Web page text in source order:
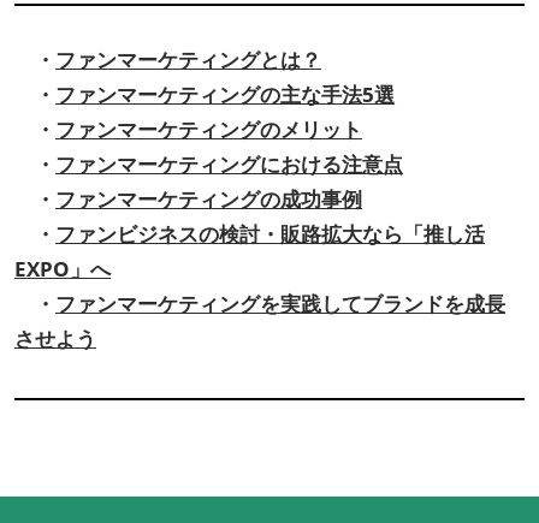
・ ファンマーケティングとは？
・ ファンマーケティングの主な手法5選
・ ファンマーケティングのメリット
・ ファンマーケティングにおける注意点
・ ファンマーケティングの成功事例
・ ファンビジネスの検討・販路拡大なら「推し活
EXPO」へ
・ ファンマーケティングを実践してブランドを成長
させよう